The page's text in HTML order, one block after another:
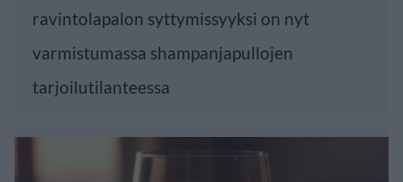
ravintolapalon syttymissyyksi on nyt
varmistumassa shampanjapullojen
tarjoilutilanteessa